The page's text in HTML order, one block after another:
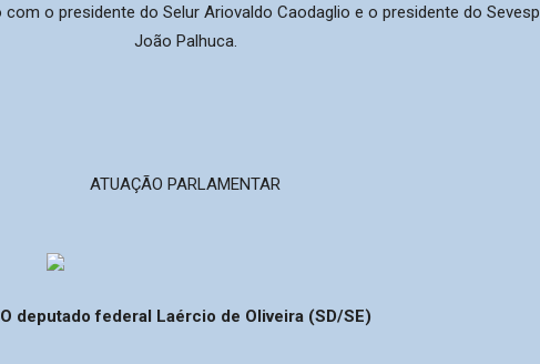
o presidente do Selur Ariovaldo Caodaglio e o presidente do Sevesp
João Palhuca.
ATUAÇÃO PARLAMENTAR
O deputado federal Laércio de Oliveira (SD/SE)